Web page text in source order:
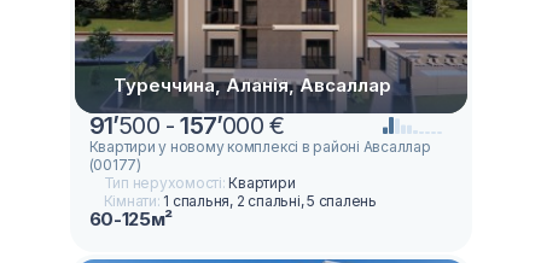
Туреччина, Аланія, Авсаллар
91’500 -157’000 €
Квартири у новому комплексі в районі Авсаллар
(00177)
Тип нерухомості:Квартири
Кімнати: 1 спальня, 2 спальні, 5 спалень
60-125м²